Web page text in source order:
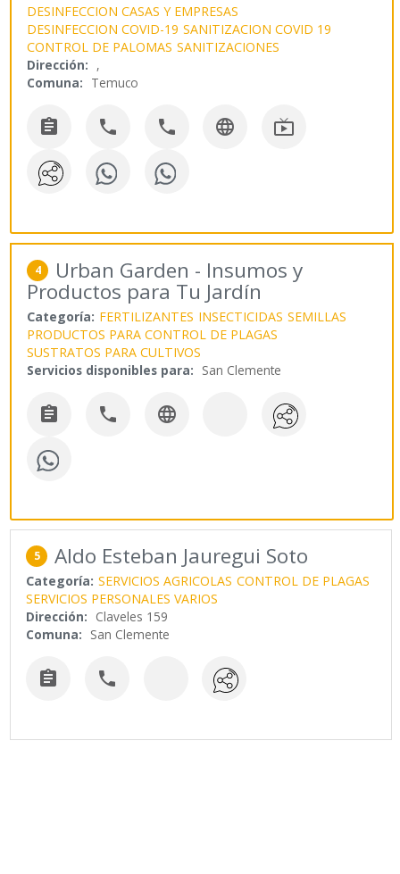
DESINFECCION CASAS Y EMPRESAS
DESINFECCION COVID-19 SANITIZACION COVID 19
CONTROL DE PALOMAS SANITIZACIONES
Dirección: ,
Comuna: Temuco
    
4 Urban Garden - Insumos y
Productos para Tu Jardín
Categoría: FERTILIZANTES INSECTICIDAS SEMILLAS
PRODUCTOS PARA CONTROL DE PLAGAS
SUSTRATOS PARA CULTIVOS
Servicios disponibles para: San Clemente
  
5 Aldo Esteban Jauregui Soto
Categoría: SERVICIOS AGRICOLAS CONTROL DE PLAGAS
SERVICIOS PERSONALES VARIOS
Dirección: Claveles 159
Comuna: San Clemente
 